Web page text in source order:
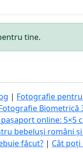
tine.
| Fotografie
Biometrică
online: 5×5
bebeluși români
făcut? | Cât poți